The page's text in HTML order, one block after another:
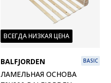
ВСЕГДА НИЗКАЯ ЦЕНА
BALFJORDEN BASIC
ЛАМЕЛЬНАЯ ОСНОВА